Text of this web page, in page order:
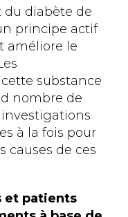
du diabète de
principe actif
améliore le
substance
nombre de
investigations
à la fois pour
causes de ces
et patients